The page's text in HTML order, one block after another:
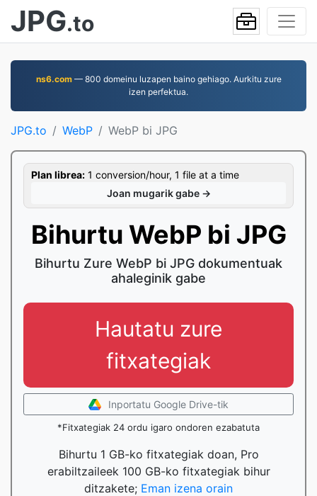
JPG.to
ns6.com— 800 domeinu luzapen baino gehiago. Aurkitu zure
izen perfektua.
JPG.to WebP WebP bi JPG
Plan librea: 1 conversion/hour, 1 file at a time
Joan mugarik gabe →
Bihurtu WebP bi JPG
Bihurtu Zure WebP bi JPG dokumentuak
ahaleginik gabe
Hautatu zure
fitxategiak
Inportatu Google Drive-tik
*Fitxategiak 24 ordu igaro ondoren ezabatuta
Bihurtu 1 GB-ko fitxategiak doan, Pro
erabiltzaileek 100 GB-ko fitxategiak bihur
ditzakete; Eman izena orain